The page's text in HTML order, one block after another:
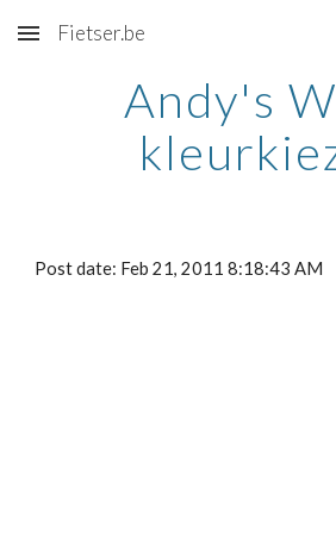
Skip to main content
Fietser.be
Andy's
Post date: Feb 21, 2011 8:18:43 AM